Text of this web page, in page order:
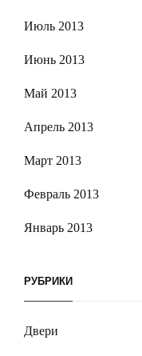
Июль 2013
Июнь 2013
Май 2013
Апрель 2013
Март 2013
Февраль 2013
Январь 2013
РУБРИКИ
Двери